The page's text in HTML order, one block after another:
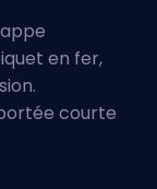
en fer,
courte